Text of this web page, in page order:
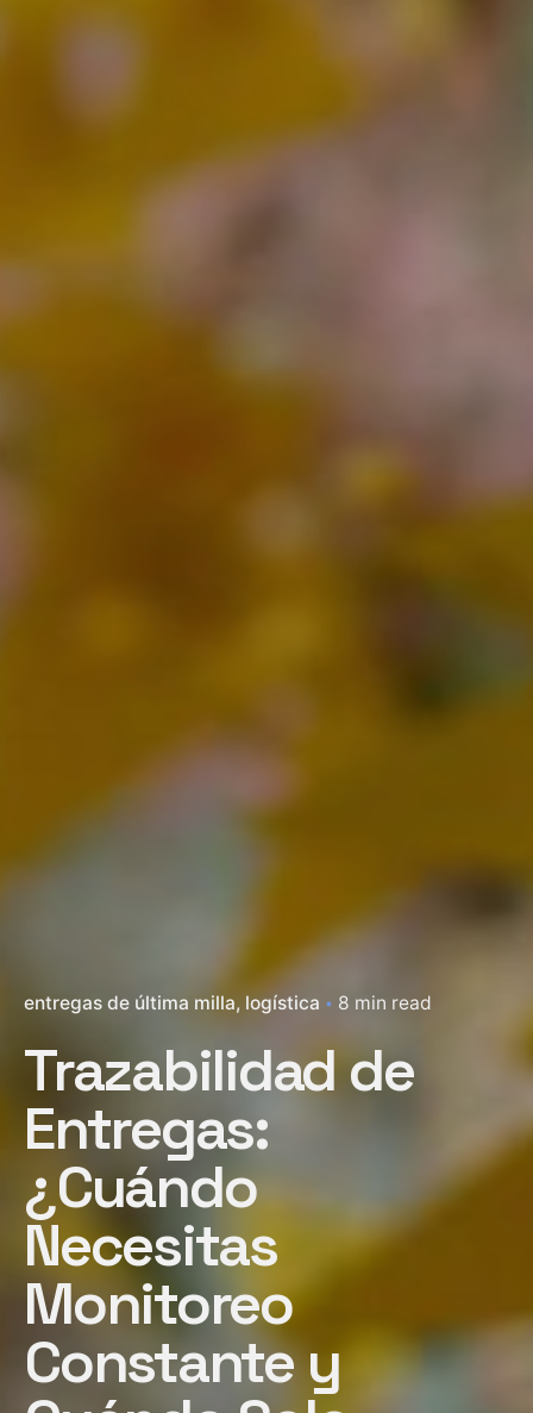
entregas de última milla logística 8 min read
Trazabilidad de
Entregas:
¿Cuándo
Necesitas
Monitoreo
Constante y